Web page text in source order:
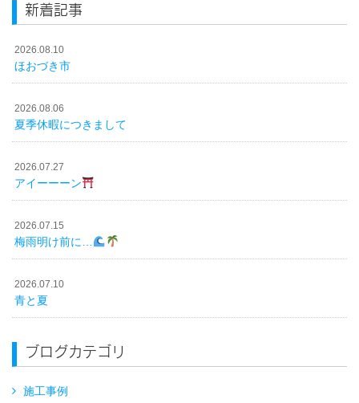
新着記事
2026.08.10
ほおづき市
2026.08.06
夏季休暇につきまして
2026.07.27
アイーーーン
2026.07.15
梅雨明け前に…
2026.07.10
青と夏
ブログカテゴリ
施工事例